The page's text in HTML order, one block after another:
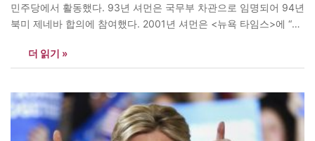
민주당에서 활동했다. 93년 셔먼은 국무부 차관으로 임명되어 94년
북미 제네바 합의에 참여했다. 2001년 셔먼은 <뉴욕 타임스>에 “북
있다. 이는 후일 공화당 의원들에게 북한에 핵을 쥐여준 결정이라며
비판을 받았다. 셔먼은 2011년부터 힐러리의 국무부에서 이란과
더 읽기 »